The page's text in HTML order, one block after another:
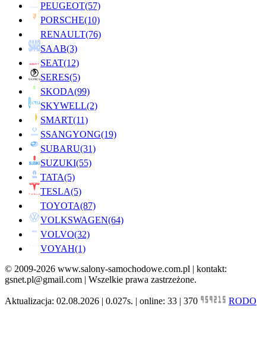
PEUGEOT(57)
PORSCHE(10)
RENAULT(76)
SAAB(3)
SEAT(12)
SERES(5)
SKODA(99)
SKYWELL(2)
SMART(11)
SSANGYONG(19)
SUBARU(31)
SUZUKI(55)
TATA(5)
TESLA(5)
TOYOTA(87)
VOLKSWAGEN(64)
VOLVO(32)
VOYAH(1)
© 2009-2026 www.salony-samochodowe.com.pl | kontakt:
gsnet.pl@gmail.com | Wszelkie prawa zastrzeżone.
Aktualizacja: 02.08.2026 | 0.027s. | online: 33 | 370 RODO